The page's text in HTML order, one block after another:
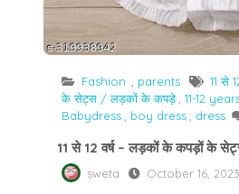
Fashion parents
11 से
के सेट्स / लड़कों के कपड़े
11-12
Babydress
boy dress dress
11 से 12 वर्ष – लड़कों के कपड़ों के
sweta October 16, 2023